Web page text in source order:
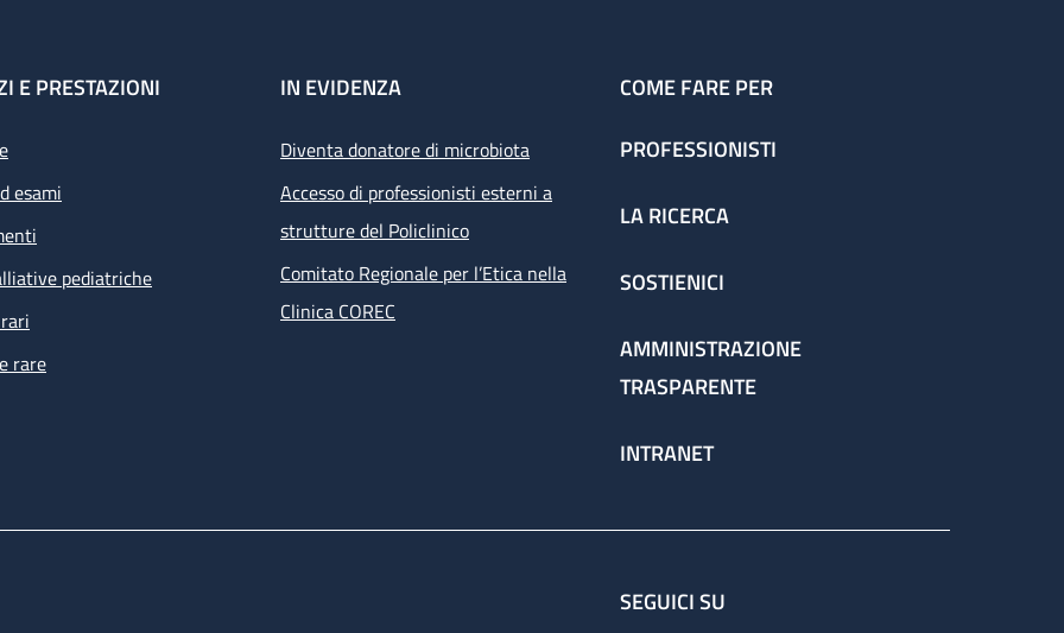
E PRESTAZIONI
esami
pediatriche
rare
IN EVIDENZA
Diventa donatore di microbiota
Accesso di professionisti esterni a
strutture del Policlinico
Comitato Regionale per l’Etica nella
Clinica COREC
COME FARE PER
PROFESSIONISTI
LA RICERCA
SOSTIENICI
AMMINISTRAZIONE
TRASPARENTE
INTRANET
SEGUICI SU